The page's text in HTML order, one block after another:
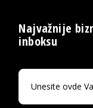
Najvažnije
inboksu